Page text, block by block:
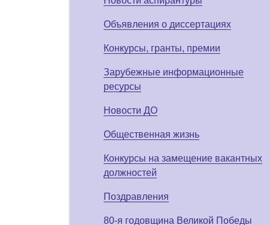
Объявления о диссертациях
Конкурсы, гранты, премии
Зарубежные информационные
ресурсы
Новости ДО
Общественная жизнь
Конкурсы на замещение вакантных
должностей
Поздравления
80-я годовщина Великой Победы